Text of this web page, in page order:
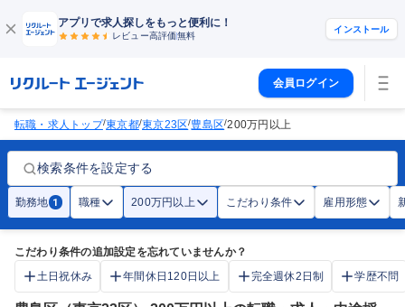
アプリで求人探しをもっと便利に！
レビュー高評価無料
インストール
会員ログイン
転職・求人トップ/東京都/東京23区/豊島区/200万円以上
検索条件を設定する
勤務地 1 職種 200万円以上 こだわり条件 雇用形態
こだわり条件の追加設定を忘れていませんか？
土日祝休み
年間休日120日以上 完全週休2日制 学歴不問